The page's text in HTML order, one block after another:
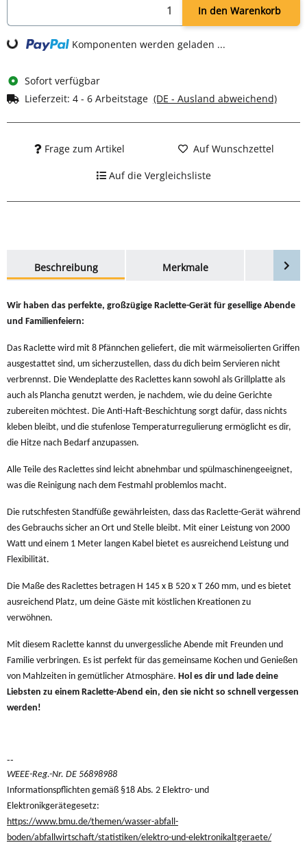
In den Warenkorb
Komponenten werden geladen ...
Sofort verfügbar
Lieferzeit: 4 - 6 Arbeitstage (DE - Ausland abweichend)
Frage zum Artikel Auf Wunschzettel
Auf die Vergleichsliste
Beschreibung
Merkmale
Wir haben das perfekte, großzügige Raclette-Gerät für gesellige Abende
und Familienfeiern:
Das Raclette wird mit 8 Pfännchen geliefert, die mit wärmeisolierten Griffen
ausgestattet sind, um sicherzustellen, dass du dich beim Servieren nicht
verbrennst. Die Wendeplatte des Raclettes kann sowohl als Grillplatte als
auch als Plancha genutzt werden, je nachdem, wie du deine Gerichte
zubereiten möchtest. Die Anti-Haft-Beschichtung sorgt dafür, dass nichts
kleben bleibt, und die stufenlose Temperaturregulierung ermöglicht es dir,
die Hitze nach Bedarf anzupassen.
Alle Teile des Raclettes sind leicht abnehmbar und spülmaschinengeeignet,
was die Reinigung nach dem Festmahl problemlos macht.
Die rutschfesten Standfüße gewährleisten, dass das Raclette-Gerät während
des Gebrauchs sicher an Ort und Stelle bleibt. Mit einer Leistung von 2000
Watt und einem 1 Meter langen Kabel bietet es ausreichend Leistung und
Flexibilität.
Die Maße des Raclettes betragen H 145 x B 520 x T 260 mm, und es bietet
ausreichend Platz, um deine Gäste mit köstlichen Kreationen zu
verwöhnen.
Mit diesem Raclette kannst du unvergessliche Abende mit Freunden und
Familie verbringen. Es ist perfekt für das gemeinsame Kochen und Genießen
von Mahlzeiten in gemütlicher Atmosphäre. Hol es dir und lade deine
Liebsten zu einem Raclette-Abend ein, den sie nicht so schnell vergessen
werden!
--
WEEE-Reg.-Nr. DE 56898988
Informationspflichten gemäß §18 Abs. 2 Elektro- und
Elektronikgerätegesetz:
https://www.bmu.de/themen/wasser-abfall-
boden/abfallwirtschaft/statistiken/elektro-und-elektronikaltgeraete/